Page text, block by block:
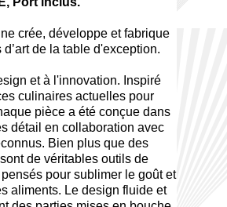
crée, développe et fabrique
de la table d'exception.
et à l'innovation. Inspiré
culinaires actuelles pour
pièce a été conçue dans
détail en collaboration avec
Bien plus que des
de véritables outils de
pour sublimer le goût et
aliments. Le design fluide et